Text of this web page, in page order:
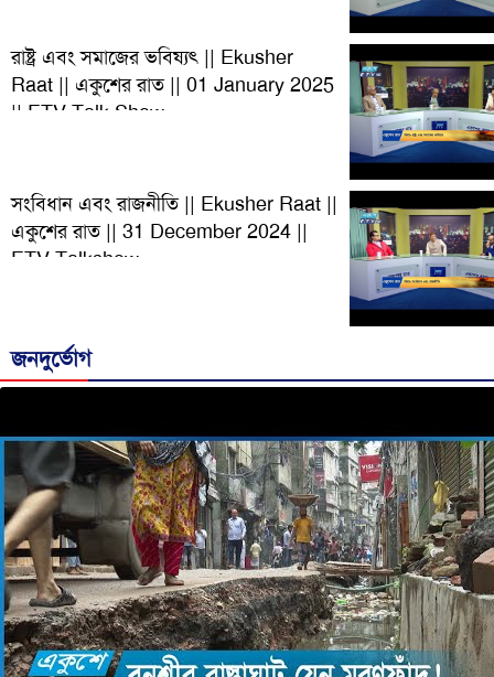
রাষ্ট্র এবং সমাজের ভবিষ্যৎ || Ekusher
Raat || একুশের রাত || 01 January 2025
|| ETV Talk Show
সংবিধান এবং রাজনীতি || Ekusher Raat ||
একুশের রাত || 31 December 2024 ||
ETV Talkshow
জনদুর্ভোগ